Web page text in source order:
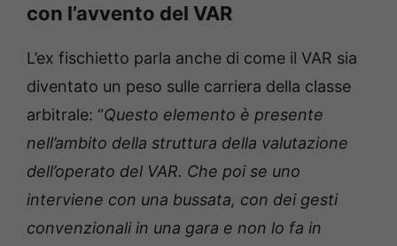
con l’avvento del VAR
L’ex fischietto parla anche di come il VAR sia
diventato un peso sulle carriera della classe
arbitrale: “Questo elemento è presente
nell’ambito della struttura della valutazione
dell’operato del VAR. Che poi se uno
interviene con una bussata, con dei gesti
convenzionali in una gara e non lo fa in